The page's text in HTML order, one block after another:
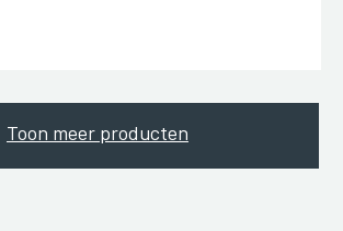
Toon meer producten